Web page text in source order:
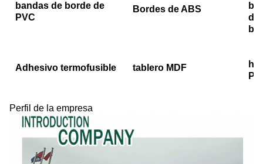
bandas de borde de
PVC
Bordes de ABS
de
Adhesivo termofusible tablero MDF
Perfil de la empresa